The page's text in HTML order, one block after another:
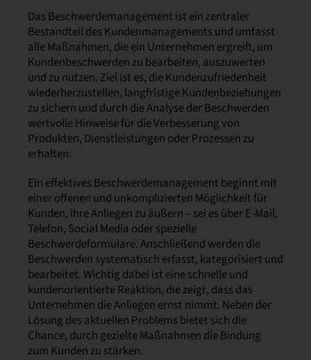
Das Beschwerdemanagement ist ein zentraler
Bestandteil des Kundenmanagements und umfasst
alle Maßnahmen, die ein Unternehmen ergreift, um
Kundenbeschwerden zu bearbeiten, auszuwerten
und zu nutzen. Ziel ist es, die Kundenzufriedenheit
wiederherzustellen, langfristige Kundenbeziehungen
zu sichern und durch die Analyse der Beschwerden
wertvolle Hinweise für die Verbesserung von
Produkten, Dienstleistungen oder Prozessen zu
erhalten.
Ein effektives Beschwerdemanagement beginnt mit
einer offenen und unkomplizierten Möglichkeit für
Kunden, ihre Anliegen zu äußern – sei es über E-Mail,
Telefon, Social Media oder spezielle
Beschwerdeformulare. Anschließend werden die
Beschwerden systematisch erfasst, kategorisiert und
bearbeitet. Wichtig dabei ist eine schnelle und
kundenorientierte Reaktion, die zeigt, dass das
Unternehmen die Anliegen ernst nimmt. Neben der
Lösung des aktuellen Problems bietet sich die
Chance, durch gezielte Maßnahmen die Bindung
zum Kunden zu stärken.